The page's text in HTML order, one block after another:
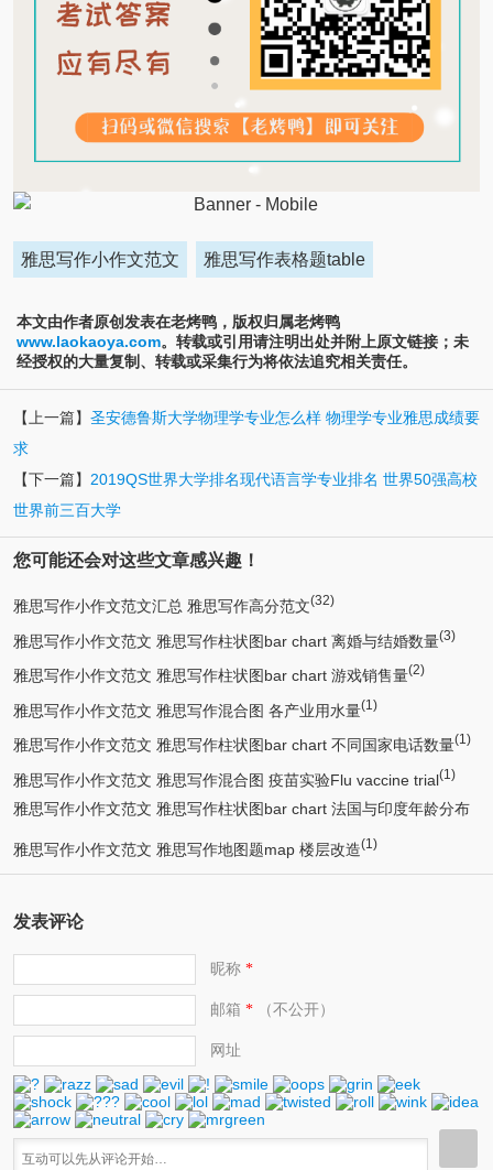
雅思写作小作文范文 雅思写作表格题table
本文由作者原创发表在老烤鸭，版权归属老烤鸭
www.laokaoya.com。转载或引用请注明出处并附上原文链接；未
经授权的大量复制、转载或采集行为将依法追究相关责任。
【上一篇】 圣安德鲁斯大学物理学专业怎么样 物理学专业雅思成绩要
求
【下一篇】 2019QS世界大学排名现代语言学专业排名 世界50强高校
世界前三百大学
您可能还会对这些文章感兴趣！
雅思写作小作文范文汇总 雅思写作高分范文(32)
雅思写作小作文范文 雅思写作柱状图bar chart 离婚与结婚数量(3)
雅思写作小作文范文 雅思写作柱状图bar chart 游戏销售量(2)
雅思写作小作文范文 雅思写作混合图 各产业用水量(1)
雅思写作小作文范文 雅思写作柱状图bar chart 不同国家电话数量(1)
雅思写作小作文范文 雅思写作混合图 疫苗实验Flu vaccine trial(1)
雅思写作小作文范文 雅思写作柱状图bar chart 法国与印度年龄分布
(1)
雅思写作小作文范文 雅思写作地图题map 楼层改造(1)
发表评论
昵称*
邮箱 *（不公开）
网址